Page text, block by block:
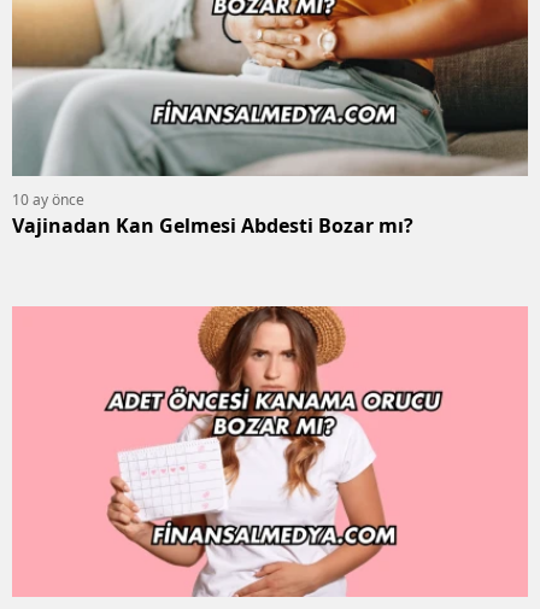
10 ay önce
Vajinadan Kan Gelmesi Abdesti Bozar mı?